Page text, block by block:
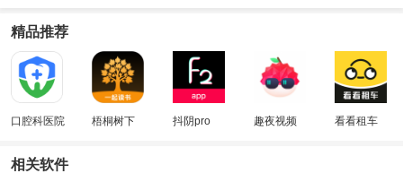
精品推荐
口腔科医院
梧桐树下 抖阴pro 趣夜视频 看看租车
相关软件